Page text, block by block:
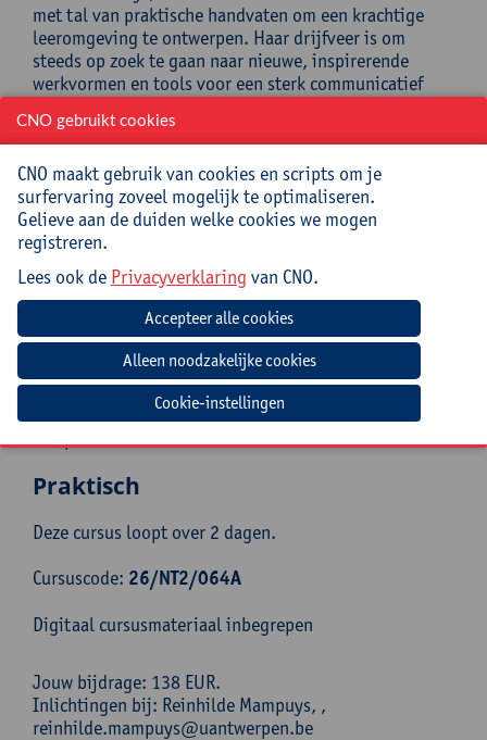
met tal van praktische handvaten om een krachtige
leeromgeving te ontwerpen. Haar drijfveer is om
steeds op zoek te gaan naar nieuwe, inspirerende
werkvormen en tools voor een sterk communicatief
taalleraren.
Carmen Daniëls
heeft 16 jaar gewerkt in het OKAN-
onderwijs waar ze jongeren begeleidde bij hun eerste
stappen in het Nederlands en hun integratie in het
onderwijs en de samenleving. Ze heeft 8 jaar geleden
de overstap naar NT2 binnen het
volwassenenonderwijs gemaakt. Naast haar
lesopdrachten is ze actief als mentor in de
aanvangsbegeleiding, waarbij ze startende
leerkrachten ondersteunt in hun professionele groei en
klaspraktijk. Vanuit haar passie voor taal geeft ze ook
op zelfstandige basis Nederlands aan werknemers in
bedrijven die hun taalvaardigheid willen versterken in
Praktisch
Deze cursus loopt over 2 dagen.
Cursuscode: 26/NT2/064A
Digitaal cursusmateriaal inbegrepen
Jouw bijdrage: 138 EUR.
Inlichtingen bij: Reinhilde Mampuys, ,
reinhilde.mampuys@uantwerpen.be
CNO gebruikt cookies
CNO maakt gebruik van cookies en scripts om je
surfervaring zoveel mogelijk te optimaliseren.
Gelieve aan de duiden welke cookies we mogen
registreren.
Lees ook de Privacyverklaring van CNO.
Cookie-instellingen